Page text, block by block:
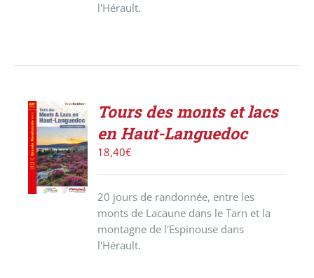
l'Hérault.
AJOUTER
AU
PANIER
/
DÉTAILS
Tours des monts et lacs
en Haut-Languedoc
18,40€
20 jours de randonnée, entre les
monts de Lacaune dans le Tarn et la
montagne de l'Espinouse dans
l'Hérault.